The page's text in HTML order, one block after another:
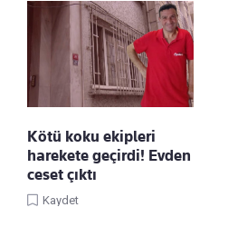
Kötü koku ekipleri
harekete geçirdi! Evden
ceset çıktı
Kaydet